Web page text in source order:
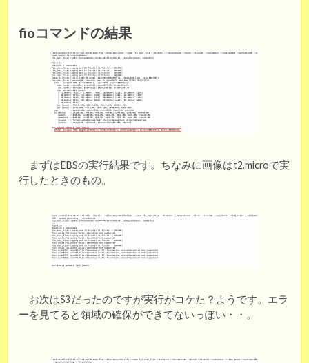
fioコマンドの結果
まずはEBSの実行結果です。ちなみに画像はt2.microで実
行したときのもの。
お次はS3だったのですが実行がコケた？ようです。エラ
ーを見てると領域の確保ができてないっぽい・・。